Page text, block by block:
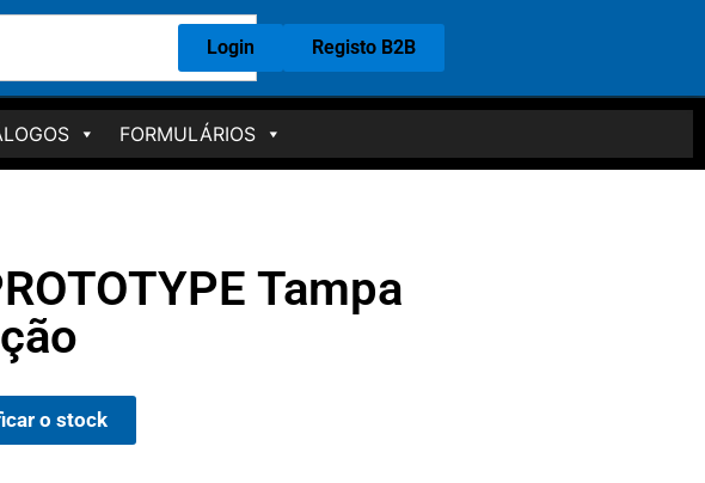
Login Registo B2B
FORMULÁRIOS
Tampa
o stock